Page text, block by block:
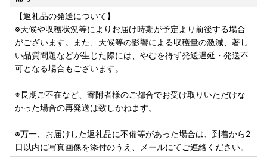
【返礼品の発送について】
※天候や収穫状況等によりお届け時期が予定より前後する場合
がございます。また、天候等の影響による収穫量の激減、著し
い品質問題などが生じた際には、やむを得ず発送遅延・発送不
可となる場合もございます。
※長期ご不在など、寄附者様のご都合でお受け取りいただけな
かった場合の再発送は致しかねます。
※万一、お届けした返礼品に不備等があった場合は、到着から2
日以内に写真画像を添付のうえ、メールにてご連絡ください。